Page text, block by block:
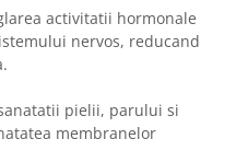
activitatii hormonale
nervos, reducand
pielii, parului si
membranelor